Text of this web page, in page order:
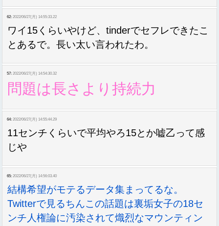
62: 2022/06/27(月) 14:55:33.22
ワイ15くらいやけど、tinderでセフレできたこ
とあるで。長い太い言われたわ。
57: 2022/06/27(月) 14:54:30.32
問題は長さより持続力
64: 2022/06/27(月) 14:55:44.29
11センチくらいで平均やろ15とか嘘乙って感
じや
65: 2022/06/27(月) 14:56:03.40
結構希望がモテるデータ集まってるな。
Twitterで見るちんこの話題は裏垢女子の18セ
ンチ人権論に汚染されて熾烈なマウンティン